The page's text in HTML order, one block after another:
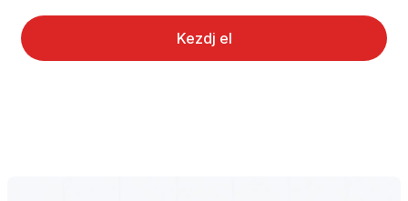
Kezdj el